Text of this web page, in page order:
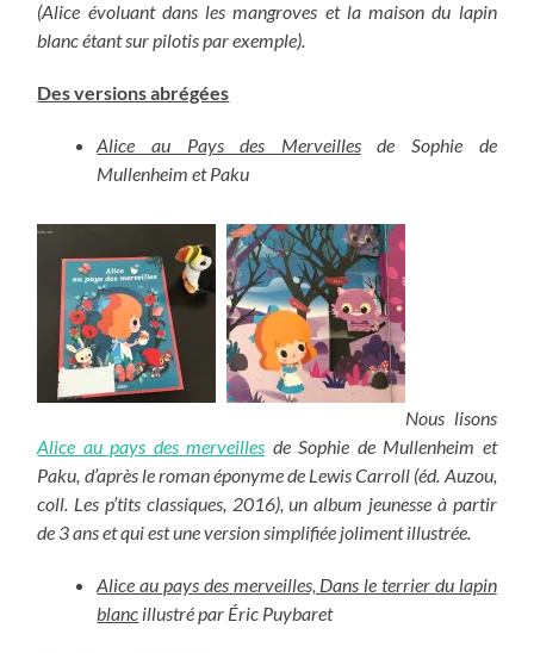
(Alice évoluant dans les mangroves et la maison du lapin
blanc étant sur pilotis par exemple).
Des versions abrégées
Alice au Pays des Merveillesde Sophie de
Mullenheim et Paku
Nous lisons
Alice au pays des merveilles de Sophie de Mullenheim et
Paku, d’après le roman éponyme de Lewis Carroll (éd. Auzou,
coll. Les p’tits classiques, 2016), un album jeunesse à partir
de 3 ans et qui est une version simplifiée joliment illustrée.
Alice au pays des merveilles, Dans le terrier du lapin
blanc illustré par Éric Puybaret